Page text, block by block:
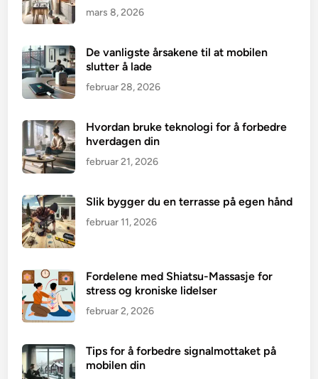
mars 8, 2026
De vanligste årsakene til at mobilen
slutter å lade
februar 28, 2026
Hvordan bruke teknologi for å forbedre
hverdagen din
februar 21, 2026
Slik bygger du en terrasse på egen hånd
februar 11, 2026
Fordelene med Shiatsu-Massasje for
stress og kroniske lidelser
februar 2, 2026
Tips for å forbedre signalmottaket på
mobilen din